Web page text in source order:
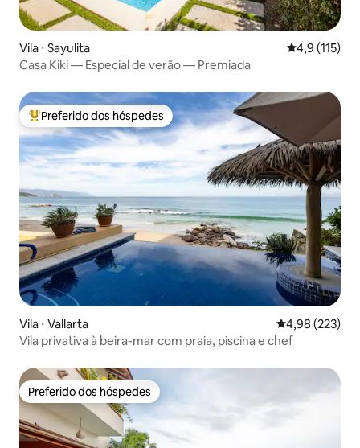
Vila ⋅ Sayulita 4,9 de uma
4,9 (115)
Casa Kiki — Especial de verão — Premiada
Entre os melhores preferidos dos hóspedes
Preferido dos hóspedes
Vila ⋅ Vallarta 4,98 de uma
4,98 (223)
Vila privativa à beira-mar com praia, piscina e chef
Preferido dos hóspedes
Preferido dos hóspedes